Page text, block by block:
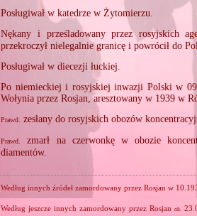
Posługiwał w katedrze w Żytomierzu.
Nękany i prześladowany przez rosyjskich
przekroczył nielegalnie granicę i powrócił do
Posługiwał w diecezji łuckiej.
Po niemieckiej i rosyjskiej inwazji Polski w
Wołynia przez Rosjan, aresztowany w 1939 w
Prawd. zesłany do rosyjskich obozów
Prawd.
zmarł na czerwonkę w obozie
diamentów.
Według innych źródeł zamordowany przez Rosjan w
Według jeszcze innych zamordowany przez Rosjanok.